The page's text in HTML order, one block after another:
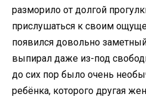
разморило от долгой
прислушаться к своим
появился довольно
выпирал даже из-под
до сих пор было очень
ребёнка, которого другая